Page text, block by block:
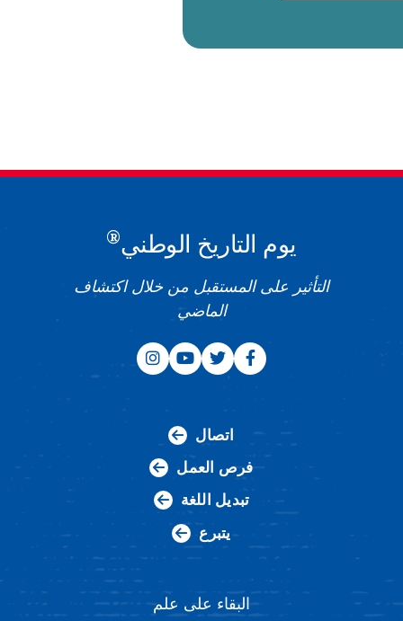
يوم التاريخ الوطني®
التأثير على المستقبل من خلال اكتشاف
الماضي
اتصال
فرص العمل
تبديل اللغة
يتبرع
البقاء على علم